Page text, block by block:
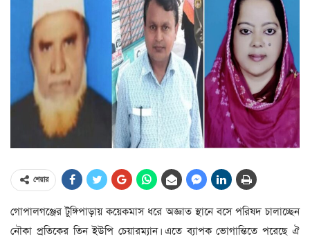
শেয়ার
গোপালগঞ্জের টুঙ্গিপাড়ায় কয়েকমাস ধরে অজ্ঞাত স্থানে বসে পরিষদ চালাচ্ছেন
নৌকা প্রতিকের তিন ইউপি চেয়ারম্যান। এতে ব্যাপক ভোগান্তিতে পরেছে ঐ